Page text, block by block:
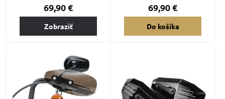
69,90 €
Zobraziť
69,90 €
Do košíka